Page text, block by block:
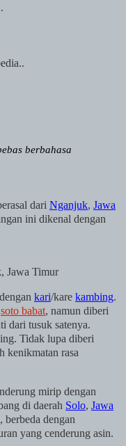
berbahasa
dari Nganjuk, Jawa
ini dikenal dengan
Jawa Timur
kari/kare kambing.
soto babat, namun diberi
dari tusuk satenya.
Tidak lupa diberi
kenikmatan rasa
mirip dengan
di daerah Solo, Jawa
berbeda dengan
yang cenderung asin.